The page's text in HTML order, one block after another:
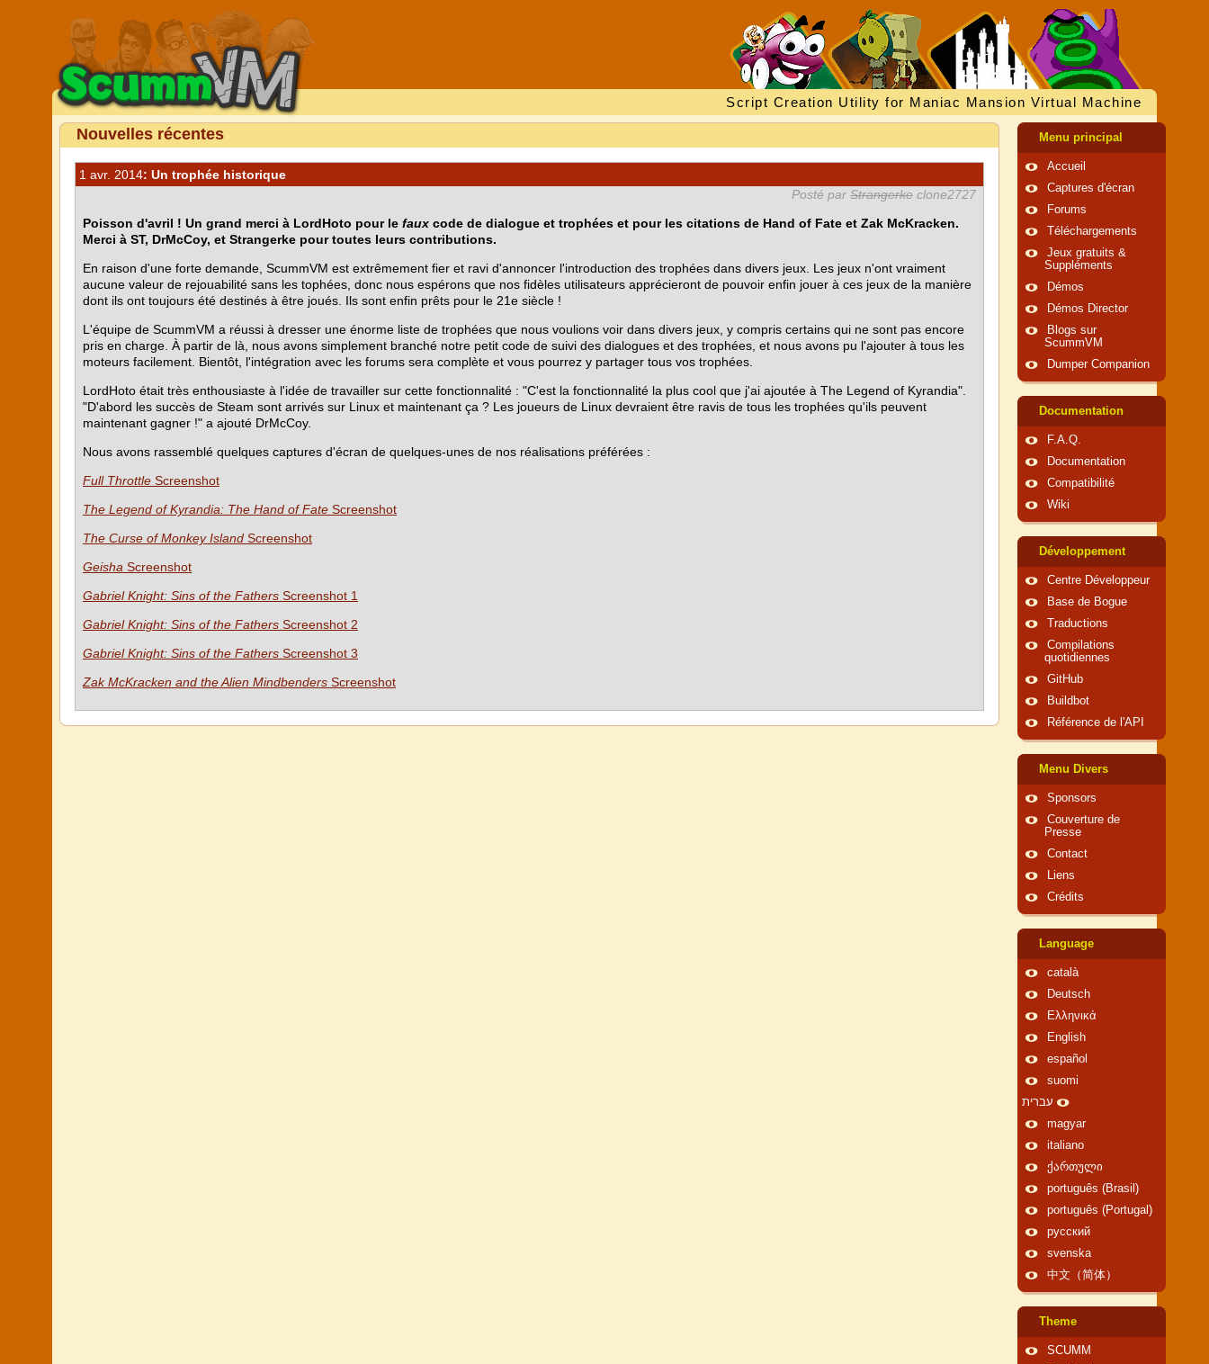
Script Creation Utility for Maniac Mansion Virtual Machine
Nouvelles récentes
1 avr. 2014: Un trophée historique
Posté par Strangerke clone2727
Poisson d'avril ! Un grand merci à LordHoto pour le faux code de dialogue et trophées et pour les citations de Hand of Fate et Zak McKracken.
Merci à ST, DrMcCoy, et Strangerke pour toutes leurs contributions.
En raison d'une forte demande, ScummVM est extrêmement fier et ravi d'annoncer l'introduction des trophées dans divers jeux. Les jeux n'ont vraiment
aucune valeur de rejouabilité sans les tophées, donc nous espérons que nos fidèles utilisateurs apprécieront de pouvoir enfin jouer à ces jeux de la manière
dont ils ont toujours été destinés à être joués. Ils sont enfin prêts pour le 21e siècle !
L'équipe de ScummVM a réussi à dresser une énorme liste de trophées que nous voulions voir dans divers jeux, y compris certains qui ne sont pas encore
pris en charge. À partir de là, nous avons simplement branché notre petit code de suivi des dialogues et des trophées, et nous avons pu l'ajouter à tous les
moteurs facilement. Bientôt, l'intégration avec les forums sera complète et vous pourrez y partager tous vos trophées.
LordHoto était très enthousiaste à l'idée de travailler sur cette fonctionnalité : "C'est la fonctionnalité la plus cool que j'ai ajoutée à The Legend of Kyrandia".
"D'abord les succès de Steam sont arrivés sur Linux et maintenant ça ? Les joueurs de Linux devraient être ravis de tous les trophées qu'ils peuvent
maintenant gagner !" a ajouté DrMcCoy.
Nous avons rassemblé quelques captures d'écran de quelques-unes de nos réalisations préférées :
Full Throttle Screenshot
The Legend of Kyrandia: The Hand of Fate Screenshot
The Curse of Monkey Island Screenshot
Geisha Screenshot
Gabriel Knight: Sins of the Fathers Screenshot 1
Gabriel Knight: Sins of the Fathers Screenshot 2
Gabriel Knight: Sins of the Fathers Screenshot 3
Zak McKracken and the Alien Mindbenders Screenshot
Menu principal
Accueil
Captures d'écran
Forums
Téléchargements
Jeux gratuits &
Suppléments
Démos
Démos Director
Blogs sur
ScummVM
Dumper Companion
Documentation
F.A.Q.
Documentation
Compatibilité
Wiki
Développement
Centre Développeur
Base de Bogue
Traductions
Compilations
quotidiennes
GitHub
Buildbot
Référence de l'API
Menu Divers
Sponsors
Couverture de
Presse
Contact
Liens
Crédits
Language
català
Deutsch
Ελληνικά
English
español
suomi
עברית
magyar
italiano
ქართული
português (Brasil)
português (Portugal)
русский
svenska
中文（简体）
Theme
SCUMM